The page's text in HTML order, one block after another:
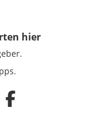
hier